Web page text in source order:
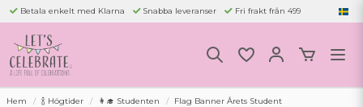
Betala enkelt med Klarna Snabba leveranser Fri frakt från 499
Hem 🍾 Högtider 👩‍🎓 Studenten Flag Banner Årets Student